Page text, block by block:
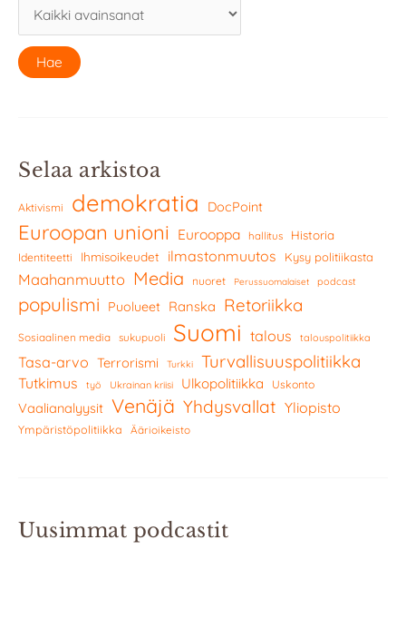
Selaa arkistoa
Aktivismi demokratia DocPoint
Euroopan unioni Eurooppa hallitus Historia
Identiteetti Ihmisoikeudet ilmastonmuutos Kysy politiikasta
Maahanmuutto Media nuoret Perussuomalaiset podcast
populismi Puolueet Ranska Retoriikka
Sosiaalinen media sukupuoli Suomi talous talouspolitiikka
Tasa-arvo Terrorismi Turkki Turvallisuuspolitiikka
Tutkimus työ Ukrainan kriisi Ulkopolitiikka Uskonto
Vaalianalyysit Venäjä Yhdysvallat Yliopisto
Ympäristöpolitiikka Äärioikeisto
Uusimmat podcastit